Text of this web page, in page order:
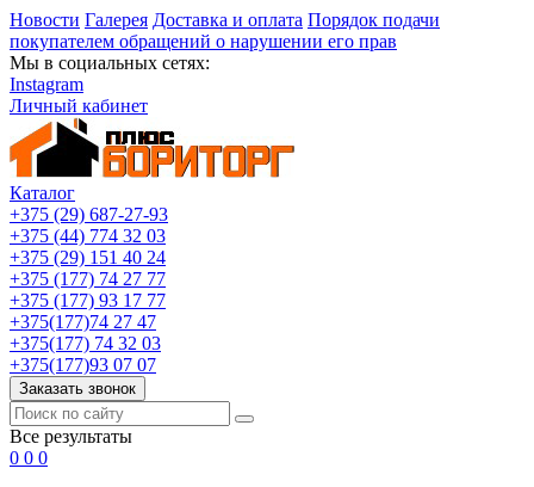
Новости Галерея Доставка и оплата Порядок подачи
покупателем обращений о нарушении его прав
Мы в социальных сетях:
Instagram
Личный кабинет
Каталог
+375 (29) 687-27-93
+375 (44) 774 32 03
+375 (29) 151 40 24
+375 (177) 74 27 77
+375 (177) 93 17 77
+375(177)74 27 47
+375(177) 74 32 03
+375(177)93 07 07
Заказать звонок
Все результаты
0 0 0